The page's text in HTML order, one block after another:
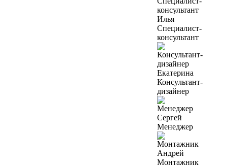
Илья
Специалист-
консультант
Екатерина
Консультант-
дизайнер
Сергей
Менеджер
Андрей
Монтажник